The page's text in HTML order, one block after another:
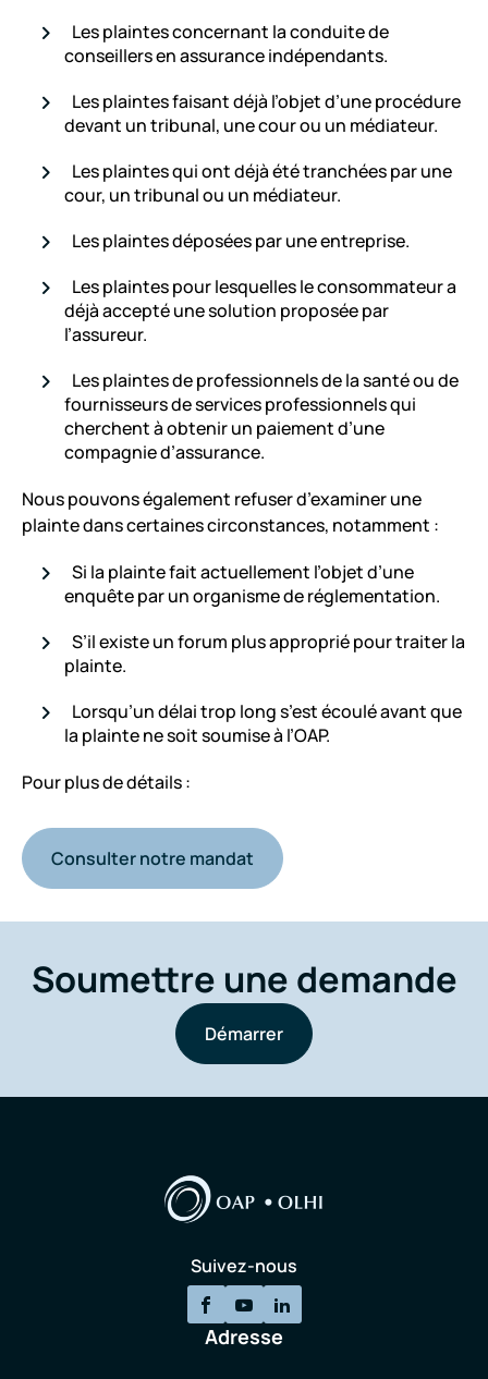
Les plaintes concernant la conduite de
conseillers en assurance indépendants.
Les plaintes faisant déjà l’objet d’une procédure
devant un tribunal, une cour ou un médiateur.
Les plaintes qui ont déjà été tranchées par une
cour, un tribunal ou un médiateur.
Les plaintes déposées par une entreprise.
Les plaintes pour lesquelles le consommateur a
déjà accepté une solution proposée par
l’assureur.
Les plaintes de professionnels de la santé ou de
fournisseurs de services professionnels qui
cherchent à obtenir un paiement d’une
compagnie d’assurance.
Nous pouvons également refuser d’examiner une
plainte dans certaines circonstances, notamment :
Si la plainte fait actuellement l’objet d’une
enquête par un organisme de réglementation.
S’il existe un forum plus approprié pour traiter la
plainte.
Lorsqu’un délai trop long s’est écoulé avant que
la plainte ne soit soumise à l’OAP.
Pour plus de détails :
Consulter notre mandat
Soumettre une demande
Démarrer
Suivez-nous
Adresse